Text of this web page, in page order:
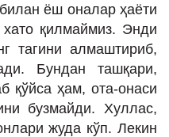
ёш оналар ҳаёти
қилмаймиз. Энди
тагини алмаштириб,
Бундан ташқари,
қўйса ҳам, ота-онаси
бузмайди. Хуллас,
жуда кўп. Лекин